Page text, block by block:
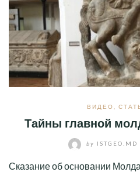
ВИДЕО
Тайны главной
by ISTGEO.MD
Сказание об основании